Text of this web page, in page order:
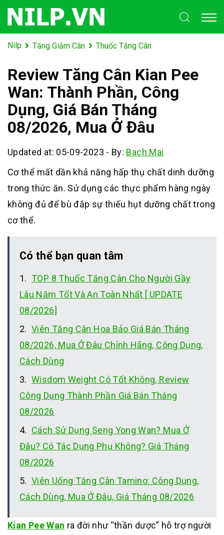
Nilp Tăng Giảm Cân Thuốc Tăng Cân
Review Tăng Cân Kian Pee
Wan: Thành Phần, Công
Dụng, Giá Bán Tháng
08/2026, Mua Ở Đâu
Updated at: 05-09-2023 - By: Bach Mai
Cơ thể mất dần khả năng hấp thụ chất dinh dưỡng
trong thức ăn. Sử dụng các thực phẩm hàng ngày
không đủ để bù đắp sự thiếu hụt dưỡng chất trong
cơ thể.
Có thể bạn quan tâm
TOP 8 Thuốc Tăng Cân Cho Người Gầy
Lâu Năm Tốt Và An Toàn Nhất [ UPDATE
08/2026]
Viên Tăng Cân Hoa Bảo Giá Bán Tháng
08/2026, Mua Ở Đâu Chính Hãng, Công Dụng,
Cách Dùng
Wisdom Weight Có Tốt Không, Review
Công Dụng Thành Phần Giá Bán Tháng
08/2026
Cách Sử Dụng Seng Yong Wan? Mua Ở
Đâu? Có Tác Dụng Phụ Không? Giá Tháng
08/2026
Viên Uống Tăng Cân Tamino: Công Dụng,
Cách Dùng, Mua Ở Đâu, Giá Tháng 08/2026
Kian Pee Wan ra đời như “thần dược” hỗ trợ người